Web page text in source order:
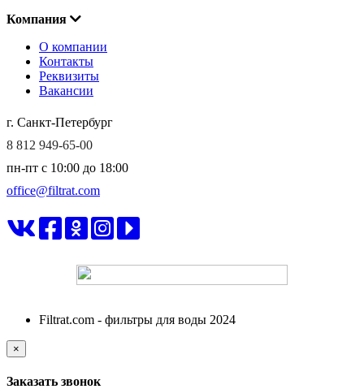
Компания
О компании
Контакты
Реквизиты
Вакансии
г. Санкт-Петербург
8 812 949-65-00
пн-пт c 10:00 до 18:00
office@filtrat.com
Filtrat.com - фильтры для воды 2024
×
Заказать звонок